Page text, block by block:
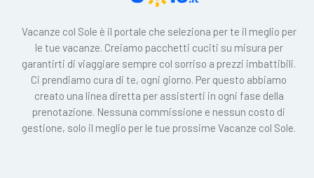
Vacanze col Sole è il portale che seleziona per te il meglio per
le tue vacanze. Creiamo pacchetti cuciti su misura per
garantirti di viaggiare sempre col sorriso a prezzi imbattibili.
Ci prendiamo cura di te, ogni giorno. Per questo abbiamo
creato una linea diretta per assisterti in ogni fase della
prenotazione. Nessuna commissione e nessun costo di
gestione, solo il meglio per le tue prossime Vacanze col Sole.